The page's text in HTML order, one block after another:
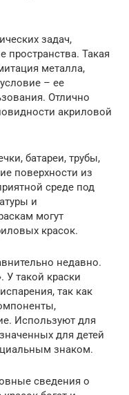
задач,
пространства. Такая
металла,
– ее
Отлично
акриловой
батареи, трубы,
поверхности из
среде под
и
могут
красок.
недавно.
У такой краски
так как
Используют для
для детей
знаком.
сведения о